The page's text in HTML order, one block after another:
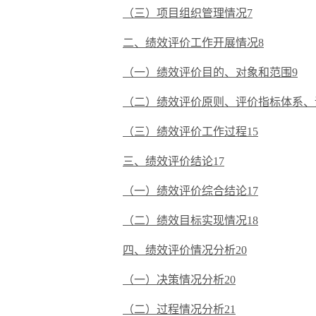
（三）项目组织管理情况7
二、绩效评价工作开展情况8
（一）绩效评价目的、对象和范围9
（二）绩效评价原则、评价指标体系
（三）绩效评价工作过程15
三、绩效评价结论17
（一）绩效评价综合结论17
（二）绩效目标实现情况18
四、绩效评价情况分析20
（一）决策情况分析20
（二）过程情况分析21